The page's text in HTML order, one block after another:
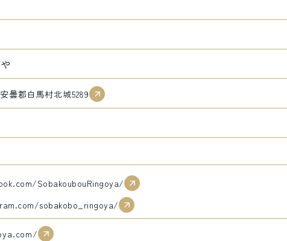
曇郡白馬村北城5289
SobakoubouRingoya/
sobakobo_ringoya/